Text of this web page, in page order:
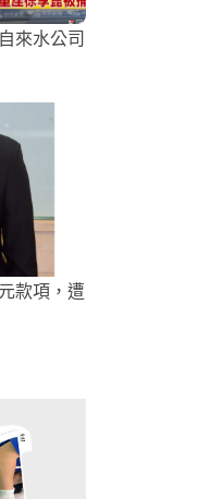
來水公司
款項，遭